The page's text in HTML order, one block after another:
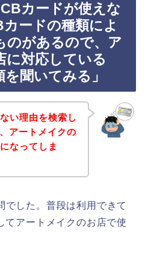
カードが使えな
ードの種類によ
のがあるので、ア
に対応している
聞いてみる」
い理由を検索し
アートメイクの
なってしま
でした。普段は利用できて
てアートメイクのお店で使